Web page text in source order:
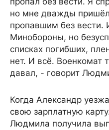
но мне дважды пришёл
пропавшим без вести.
Минобороны, но
списках погибших,
нет. И всё. Военкомат
давал, - говорит
Когда Александр
свою зарплатную
Людмила получила